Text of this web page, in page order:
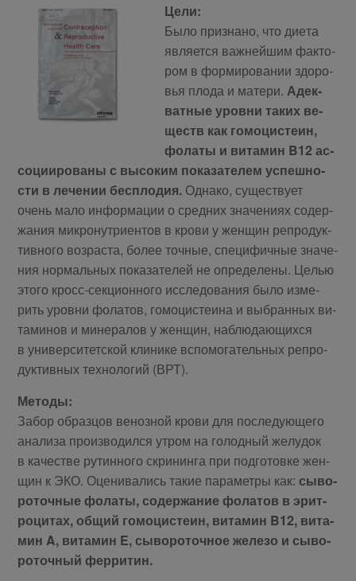
Це­ли:
Бы­ло при­зна­но, что ди­е­та
яв­ля­ет­ся важ­ней­шим фак­то­
ром в фор­ми­ро­ва­нии здо­ро­
вья пло­да и ма­те­ри.Адек­
ват­ные уров­ни та­ких ве­
ществ как го­мо­ци­сте­ин,
фо­ла­ты и ви­та­мин B12 ас­
со­ци­и­ро­ва­ны с вы­со­ким по­ка­за­те­лем успеш­но­
сти в ле­че­нии бес­пло­дия. Од­на­ко, су­ще­ству­ет
очень ма­ло ин­фор­ма­ции о сред­них зна­че­ни­ях со­дер­
жа­ния мик­ро­нут­ри­ен­тов в кро­ви у жен­щин ре­про­дук­
тив­но­го воз­рас­та, бо­лее точ­ные, спе­ци­фич­ные зна­че­
ния нор­маль­ных по­ка­за­те­лей не опре­де­ле­ны. Це­лью
это­го кросс-сек­ци­он­но­го ис­сле­до­ва­ния бы­ло из­ме­
рить уров­ни фо­ла­тов, го­мо­ци­сте­и­на и вы­бран­ных ви­
та­ми­нов и ми­не­ра­лов у жен­щин, на­блю­да­ю­щих­ся
в уни­вер­си­тет­ской кли­ни­ке вспо­мо­га­тель­ных ре­про­
дук­тив­ных тех­но­ло­гий (ВРТ).
Ме­то­ды:
За­бор об­раз­цов ве­ноз­ной кро­ви для по­сле­ду­ю­ще­го
ана­ли­за про­из­во­дил­ся утром на го­лод­ный же­лу­док
в ка­че­стве ру­тин­но­го скри­нин­га при под­го­тов­ке жен­
щин к ЭКО. Оце­ни­ва­лись та­кие па­ра­мет­ры как:сы­во­
ро­точ­ные фо­ла­ты, со­дер­жа­ние фо­ла­тов в эрит­
ро­ци­тах, об­щий го­мо­ци­сте­ин, ви­та­мин B12, ви­та­
мин A, ви­та­мин E, сы­во­ро­точ­ное же­ле­зо и сы­во­
ро­точ­ный фер­ри­тин.